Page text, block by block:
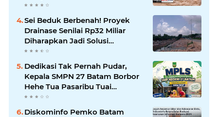
Hasil Uji Sampel Air
Sei Beduk Berbenah! Proyek
Drainase Senilai Rp32 Miliar
Diharapkan Jadi Solusi
Permanen Atasi Banjir
Dedikasi Tak Pernah Pudar,
Kepala SMPN 27 Batam Borbor
Hehe Tua Pasaribu Tuai
Apresiasi Orang Tua Murid
Diskominfo Pemko Batam